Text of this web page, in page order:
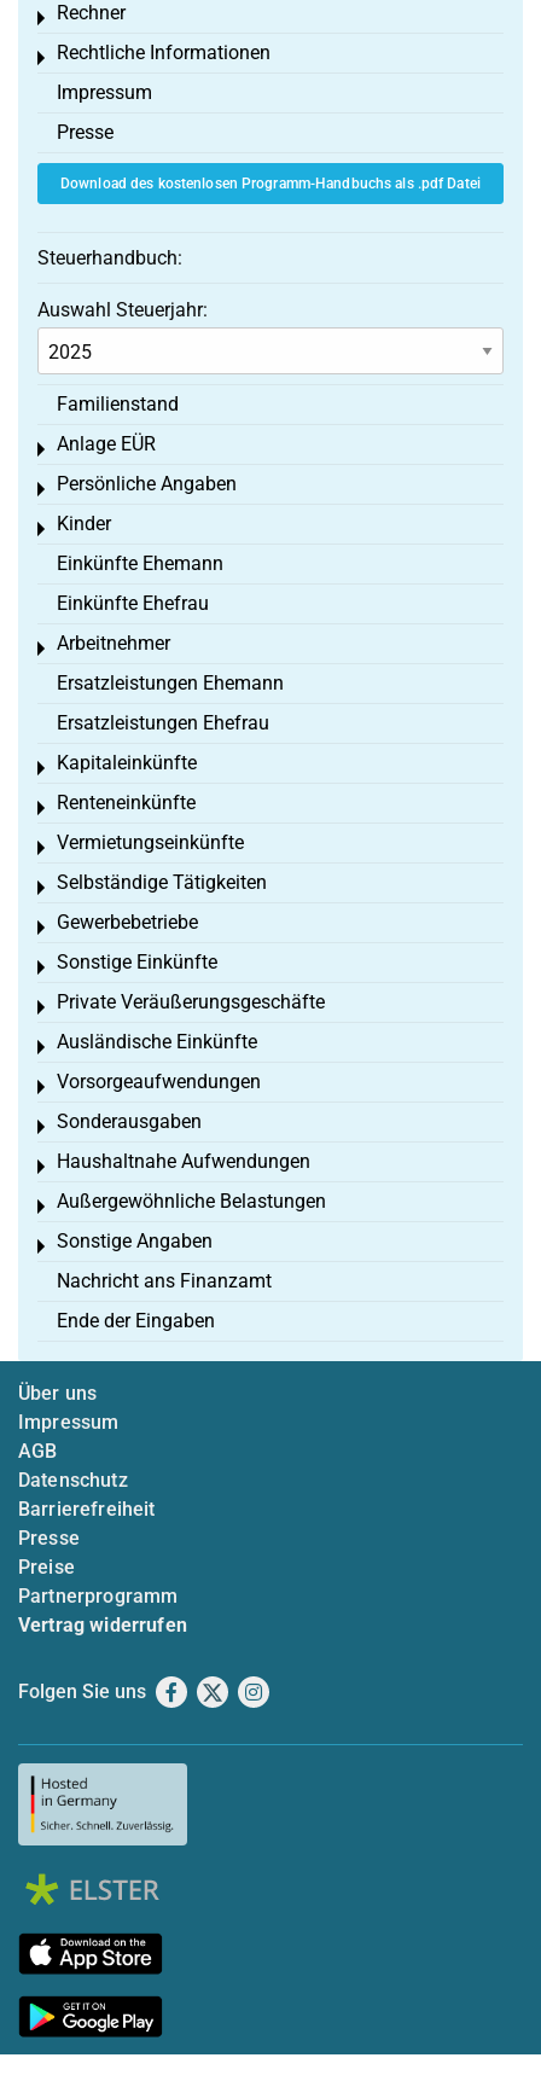
Rechner
Toggle menu
Rechtliche Informationen
Toggle menu
Impressum
Presse
Download des kostenlosen Programm-Handbuchs als .pdf Datei
Steuerhandbuch:
Auswahl Steuerjahr:
Familienstand
Anlage EÜR
Toggle menu
Persönliche Angaben
Toggle menu
Kinder
Toggle menu
Einkünfte Ehemann
Einkünfte Ehefrau
Arbeitnehmer
Toggle menu
Ersatzleistungen Ehemann
Ersatzleistungen Ehefrau
Kapitaleinkünfte
Toggle menu
Renteneinkünfte
Toggle menu
Vermietungseinkünfte
Toggle menu
Selbständige Tätigkeiten
Toggle menu
Gewerbebetriebe
Toggle menu
Sonstige Einkünfte
Toggle menu
Private Veräußerungsgeschäfte
Toggle menu
Ausländische Einkünfte
Toggle menu
Vorsorgeaufwendungen
Toggle menu
Sonderausgaben
Toggle menu
Haushaltnahe Aufwendungen
Toggle menu
Außergewöhnliche Belastungen
Toggle menu
Sonstige Angaben
Toggle menu
Nachricht ans Finanzamt
Ende der Eingaben
Über uns
Impressum
AGB
Datenschutz
Barrierefreiheit
Presse
Preise
Partnerprogramm
Vertrag widerrufen
Folgen Sie uns Facebook
X Instagram